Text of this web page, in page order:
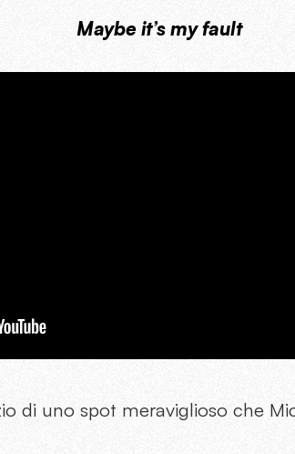
Maybe it’s my fault
di uno spot meraviglioso che